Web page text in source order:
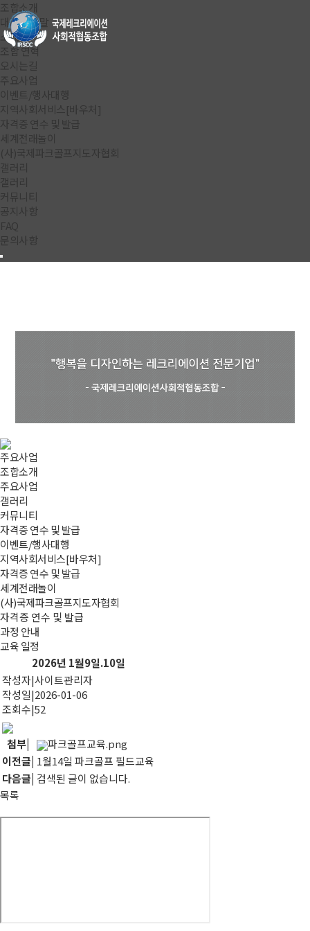
조합소개
대표 인사말
소개
조합 연혁
오시는길
주요사업
이벤트/행사대행
지역사회서비스[바우처]
자격증 연수 및 발급
세계전래놀이
(사)국제파크골프지도자협회
갤러리
갤러리
커뮤니티
공지사항
FAQ
문의사항
주요사업
조합소개
주요사업
갤러리
커뮤니티
자격증 연수 및 발급
이벤트/행사대행
지역사회서비스[바우처]
자격증 연수 및 발급
세계전래놀이
(사)국제파크골프지도자협회
자격증 연수 및 발급
과정 안내
교육 일정
2026년 1월9일.10일
작성자|사이트관리자
작성일|2026-01-06
조회수|52
첨부
파크골프교육.png
이전글 1월14일 파크골프 필드교육
다음글 검색된 글이 없습니다.
목록